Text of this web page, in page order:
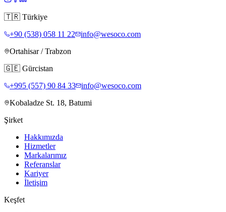
🇹🇷 Türkiye
+90 (538) 058 11 22
info@wesoco.com
Ortahisar / Trabzon
🇬🇪 Gürcistan
+995 (557) 90 84 33
info@wesoco.com
Kobaladze St. 18, Batumi
Şirket
Hakkımızda
Hizmetler
Markalarımız
Referanslar
Kariyer
İletişim
Keşfet